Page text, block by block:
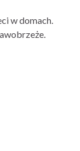
w domach.